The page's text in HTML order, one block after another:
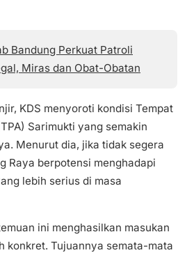
Bandung Perkuat Patroli
Miras dan Obat-Obatan
KDS menyoroti kondisi Tempat
Sarimukti yang semakin
Menurut dia, jika tidak segera
Raya berpotensi menghadapi
lebih serius di masa
ini menghasilkan masukan
konkret. Tujuannya semata-mata